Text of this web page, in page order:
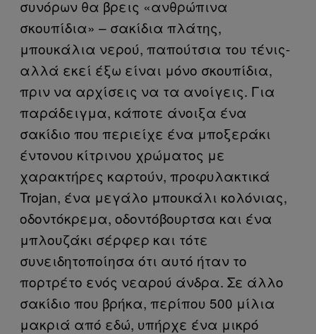
συνόρων θα βρεις «ανθρώπινα
σκουπίδια» – σακίδια πλάτης,
μπουκάλια νερού, παπούτσια του τένις-
αλλά εκεί έξω είναι μόνο σκουπίδια,
πριν να αρχίσεις να τα ανοίγεις. Για
παράδειγμα, κάποτε άνοιξα ένα
σακίδιο που περιείχε ένα μποξεράκι
έντονου κίτρινου χρώματος με
χαρακτήρες καρτούν, προφυλακτικά
Trojan, ένα μεγάλο μπουκάλι κολόνιας,
οδοντόκρεμα, οδοντόβουρτσα και ένα
μπλουζάκι σέρφερ και τότε
συνειδητοποίησα ότι αυτό ήταν το
πορτρέτο ενός νεαρού άνδρα. Σε άλλο
σακίδιο που βρήκα, περίπου 500 μίλια
μακριά από εδώ, υπήρχε ένα μικρό